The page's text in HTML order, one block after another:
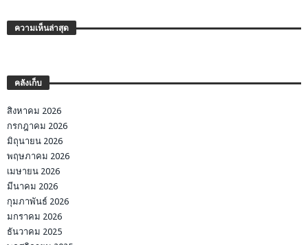
ความเห็นล่าสุด
คลังเก็บ
สิงหาคม 2026
กรกฎาคม 2026
มิถุนายน 2026
พฤษภาคม 2026
เมษายน 2026
มีนาคม 2026
กุมภาพันธ์ 2026
มกราคม 2026
ธันวาคม 2025